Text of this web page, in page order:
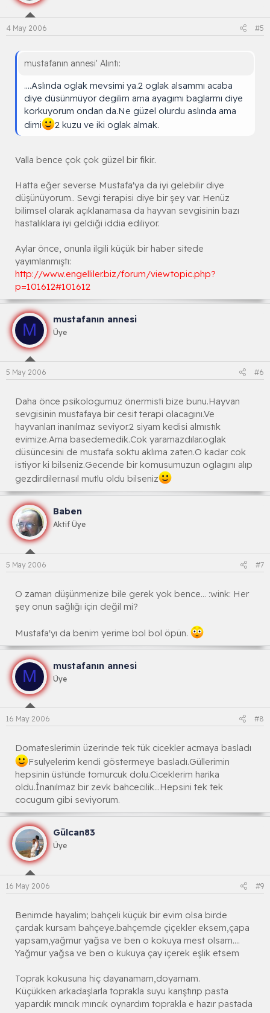
4 May 2006 #5
mustafanın annesi' Alıntı:
....Aslında oglak mevsimi ya.2 oglak alsammı acaba
diye düsünmüyor degilim ama ayagımı baglarmı diye
korkuyorum ondan da.Ne güzel olurdu aslında ama
dimi
2 kuzu ve iki oglak almak.
Valla bence çok çok güzel bir fikir..
Hatta eğer severse Mustafa'ya da iyi gelebilir diye
düşünüyorum.. Sevgi terapisi diye bir şey var. Henüz
bilimsel olarak açıklanamasa da hayvan sevgisinin bazı
hastalıklara iyi geldiği iddia ediliyor.
Aylar önce, onunla ilgili küçük bir haber sitede
yayımlanmıştı:
http://www.engelliler.biz/forum/viewtopic.php?
p=101612#101612
M
mustafanın annesi
Üye
5 May 2006 #6
Daha önce psikologumuz önermisti bize bunu.Hayvan
sevgisinin mustafaya bir cesit terapi olacagını.Ve
hayvanları inanılmaz seviyor.2 siyam kedisi almıstık
evimize.Ama basedemedik.Cok yaramazdılar.oglak
düsüncesini de mustafa soktu aklıma zaten.O kadar cok
istiyor ki bilseniz.Gecende bir komusumuzun oglagını alıp
gezdirdiler.nasıl mutlu oldu bilseniz
Baben
Aktif Üye
5 May 2006 #7
O zaman düşünmenize bile gerek yok bence... :wink: Her
şey onun sağlığı için değil mi?
Mustafa'yı da benim yerime bol bol öpün.
M
mustafanın annesi
Üye
16 May 2006 #8
Domateslerimin üzerinde tek tük cicekler acmaya basladı
Fsulyelerim kendi göstermeye basladı.Güllerimin
hepsinin üstünde tomurcuk dolu.Ciceklerim harika
oldu.İnanılmaz bir zevk bahcecilik...Hepsini tek tek
cocugum gibi seviyorum.
Gülcan83
Üye
16 May 2006 #9
Benimde hayalim; bahçeli küçük bir evim olsa birde
çardak kursam bahçeye.bahçemde çiçekler eksem,çapa
yapsam,yağmur yağsa ve ben o kokuya mest olsam....
Yağmur yağsa ve ben o kukuya çay içerek eşlik etsem
Toprak kokusuna hiç dayanamam,doyamam.
Küçükken arkadaşlarla toprakla suyu karıştırıp pasta
yapardık mıncık mıncık oynardım toprakla e hazır pastada